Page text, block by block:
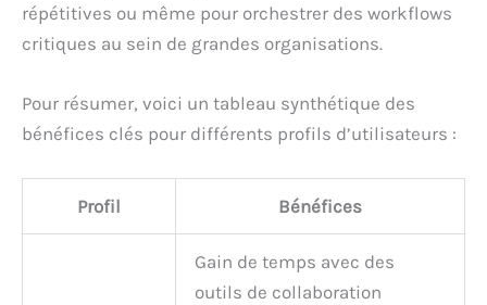
répétitives ou même pour orchestrer des workflows
critiques au sein de grandes organisations.
Pour résumer, voici un tableau synthétique des
bénéfices clés pour différents profils d’utilisateurs :
Profil Bénéfices
Gain de temps avec des
outils de collaboration